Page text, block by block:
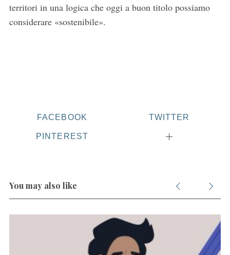
territori in una logica che oggi a buon titolo possiamo
considerare «sostenibile».
FACEBOOK TWITTER
PINTEREST
You may also like
a
r
r
: